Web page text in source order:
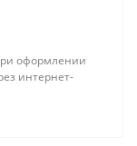
оформлении
интернет-